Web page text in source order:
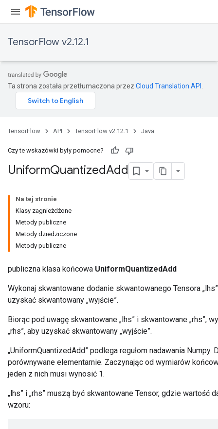
TensorFlow v2.12.1
Ta strona została przetłumaczona przez Cloud Translation API
TensorFlow API TensorFlow v2.12.1 Java
Czy te wskazówki były pomocne?
UniformQuantizedAdd
Na tej stronie
Klasy zagnieżdżone
Metody publiczne
Metody dziedziczone
Metody publiczne
publiczna klasa końcowa UniformQuantizedAdd
Wykonaj skwantowane dodanie skwantowanego Tensora
uzyskać skwantowany „wyjście”.
Biorąc pod uwagę skwantowane „lhs” i skwantowane „rhs”,
„rhs”, aby uzyskać skwantowany „wyjście”.
„UniformQuantizedAdd” podlega regułom nadawania
porównywane elementarnie. Zaczynając od wymiarów
jeden z nich musi wynosić 1.
„lhs” i „rhs” muszą być skwantowane Tensor, gdzie wartość
wzoru: